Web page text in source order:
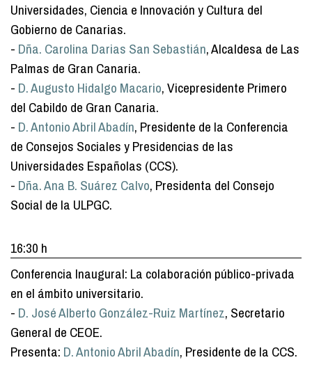
Universidades, Ciencia e Innovación y Cultura del
Gobierno de Canarias.
- Dña. Carolina Darias San Sebastián, Alcaldesa de Las
Palmas de Gran Canaria.
- D. Augusto Hidalgo Macario, Vicepresidente Primero
del Cabildo de Gran Canaria.
- D. Antonio Abril Abadín, Presidente de la Conferencia
de Consejos Sociales y Presidencias de las
Universidades Españolas (CCS).
- Dña. Ana B. Suárez Calvo, Presidenta del Consejo
Social de la ULPGC.
16:30 h
Conferencia Inaugural: La colaboración público-privada
en el ámbito universitario.
- D. José Alberto González-Ruiz Martínez, Secretario
General de CEOE.
Presenta: D. Antonio Abril Abadín, Presidente de la CCS.